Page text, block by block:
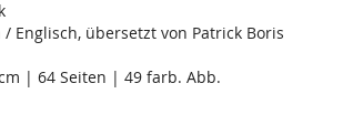
/ Englisch, übersetzt von Patrick Boris
| 64 Seiten | 49 farb. Abb.